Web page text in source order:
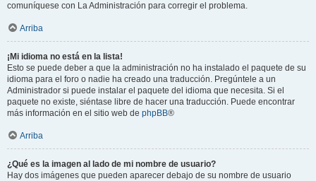
comuníquese con La Administración para corregir el problema.
Arriba
¡Mi idioma no está en la lista!
Esto se puede deber a que la administración no ha instalado el paquete de su
idioma para el foro o nadie ha creado una traducción. Pregúntele a un
Administrador si puede instalar el paquete del idioma que necesita. Si el
paquete no existe, siéntase libre de hacer una traducción. Puede encontrar
más información en el sitio web de phpBB®
Arriba
¿Qué es la imagen al lado de mi nombre de usuario?
Hay dos imágenes que pueden aparecer debajo de su nombre de usuario